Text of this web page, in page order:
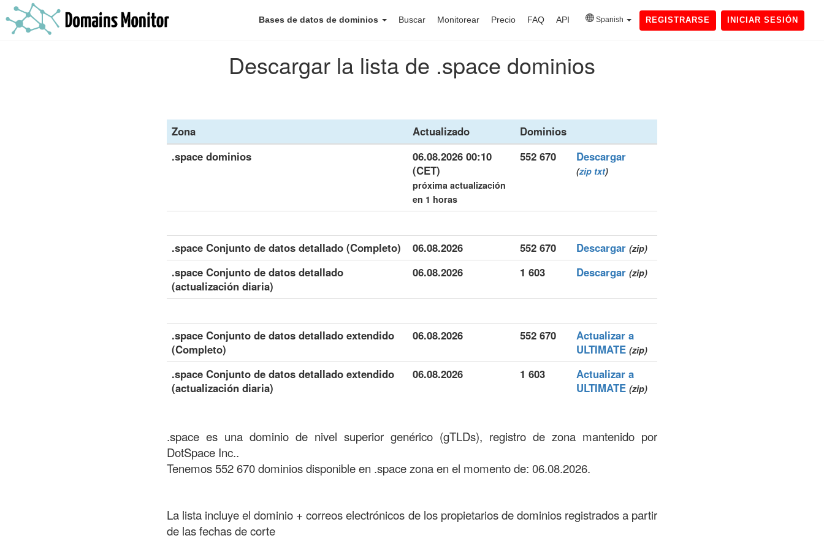
Bases de datos de dominios Buscar Monitorear Precio FAQ API Spanish REGISTRARSE INICIAR SESIÓN
Descargar la lista de .space dominios
Zona Actualizado
Dominios
.space dominios
06.08.2026 00:10
(CET)
próxima actualización
en 1 horas
552 670 Descargar
(zip txt)
.space Conjunto de datos detallado (Completo) 06.08.2026 552 670 Descargar (zip)
.space Conjunto de datos detallado
(actualización diaria)
06.08.2026 1 603 Descargar (zip)
.space Conjunto de datos detallado extendido
(Completo)
06.08.2026 552 670
Actualizar a
ULTIMATE (zip)
.space Conjunto de datos detallado extendido
(actualización diaria)
06.08.2026 1 603
Actualizar a
ULTIMATE (zip)
.space es una dominio de nivel superior genérico (gTLDs), registro de zona mantenido por
DotSpace Inc..
Tenemos 552 670 dominios disponible en .space zona en el momento de: 06.08.2026.
La lista incluye el dominio + correos electrónicos de los propietarios de dominios registrados a partir
de las fechas de corte